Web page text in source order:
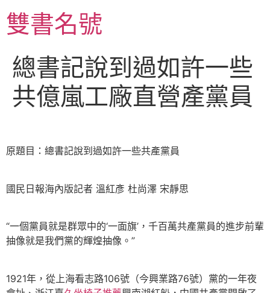
至
主雙書名號
總書記說到過如許一些
共億嵐工廠直營產黨員
原題目：總書記說到過如許一些共產黨員
國民日報海內版記者 溫紅彥 杜尚澤 宋靜思
“一個黨員就是群眾中的‘一面旗’，千百萬共產黨員的進步前輩
抽像就是我們黨的輝煌抽像。”
1921年，從上海看志路106號（今興業路76號）黨的一年夜